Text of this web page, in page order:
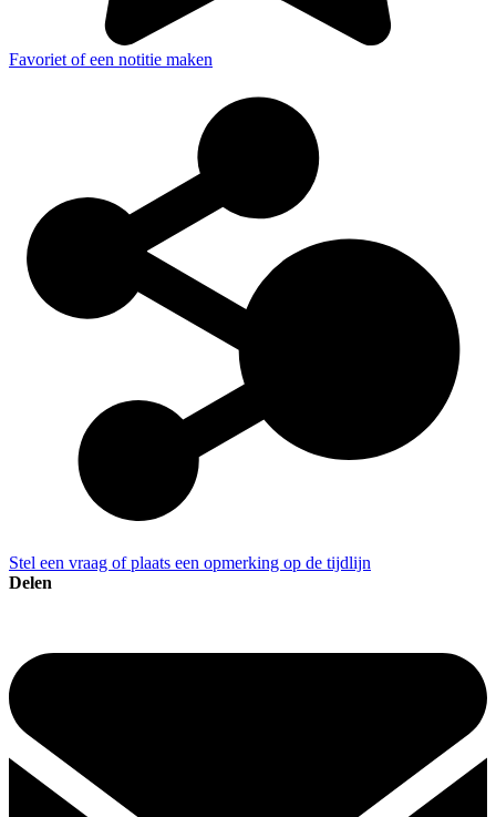
Favoriet of een notitie maken
Stel een vraag of plaats een opmerking op de tijdlijn
Delen